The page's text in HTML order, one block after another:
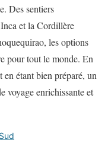
Des sentiers
et la Cordillère
les options
pour tout le monde. En
étant bien préparé, un
voyage enrichissante et